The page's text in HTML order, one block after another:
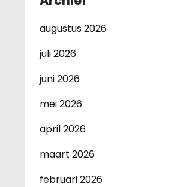
augustus 2026
juli 2026
juni 2026
mei 2026
april 2026
maart 2026
februari 2026